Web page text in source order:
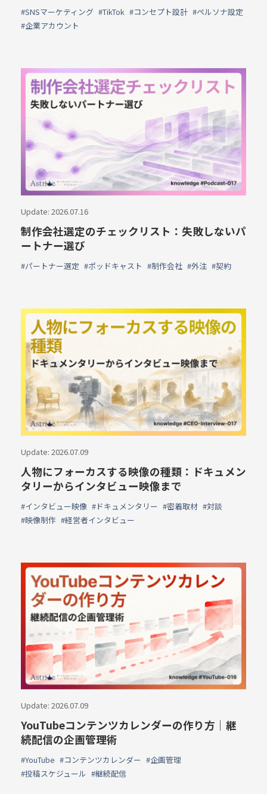
#SNSマーケティング #TikTok #コンセプト設計 #ペルソナ設定
#企業アカウント
Update: 2026.07.16
制作会社選定のチェックリスト：失敗しないパ
ートナー選び
#パートナー選定 #ポッドキャスト #制作会社 #外注 #契約
Update: 2026.07.09
人物にフォーカスする映像の種類：ドキュメン
タリーからインタビュー映像まで
#インタビュー映像 #ドキュメンタリー #密着取材 #対談
#映像制作 #経営者インタビュー
Update: 2026.07.09
YouTubeコンテンツカレンダーの作り方｜継
続配信の企画管理術
#YouTube #コンテンツカレンダー #企画管理
#投稿スケジュール #継続配信